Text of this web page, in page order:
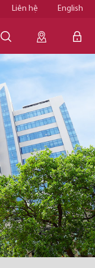
Liên hệ English